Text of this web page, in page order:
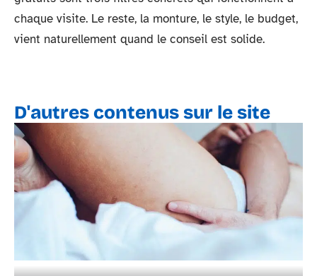
chaque visite. Le reste, la monture, le style, le budget,
vient naturellement quand le conseil est solide.
D'autres contenus sur le site